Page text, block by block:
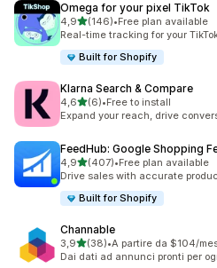
Omega for your pixel TikTok
4,9stelle su 5
(146)
146 recensioni totali
•Free plan available
Real-time tracking for your
Built for Shopify
Klarna Search & Compare
4,6stelle su 5
(6)
6 recensioni totali
•Free to install
Expand your reach, drive
FeedHub: Google Shopping
4,9stelle su 5
(407)
407 recensioni totali
•Free plan available
Drive sales with accurate
Built for Shopify
Channable
3,9stelle su 5
(38)
38 recensioni totali
•A partire da $104/
Dai dati ad annunci pronti per